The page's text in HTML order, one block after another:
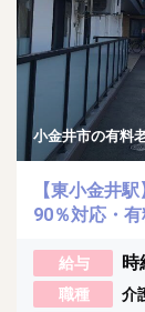
小金井市の有料
【東小金井
90％対応・
給与 時
職種
介